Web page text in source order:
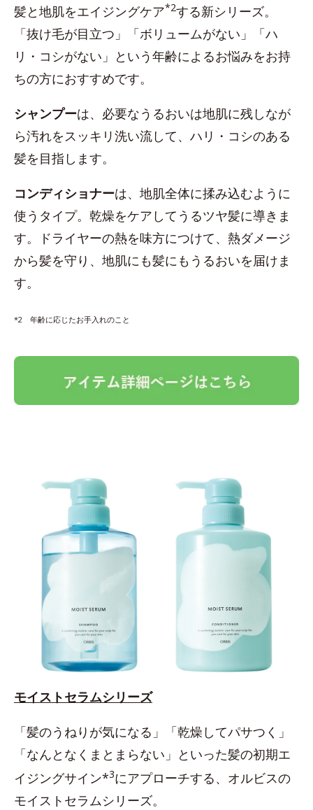
髪と地肌をエイジングケア*2する新シリーズ。
「抜け毛が目立つ」「ボリュームがない」「ハ
リ・コシがない」という年齢によるお悩みをお持
ちの方におすすめです。
シャンプーは、必要なうるおいは地肌に残しなが
ら汚れをスッキリ洗い流して、ハリ・コシのある
髪を目指します。
コンディショナーは、地肌全体に揉み込むように
使うタイプ。乾燥をケアしてうるツヤ髪に導きま
す。ドライヤーの熱を味方につけて、熱ダメージ
から髪を守り、地肌にも髪にもうるおいを届けま
す。
*2 年齢に応じたお手入れのこと
モイストセラムシリーズ
「髪のうねりが気になる」「乾燥してパサつく」
「なんとなくまとまらない」といった髪の初期エ
イジングサイン*3にアプローチする、オルビスの
モイストセラムシリーズ。